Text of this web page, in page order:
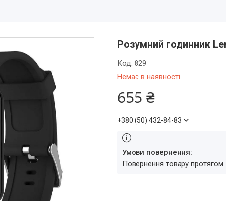
Розумний годинник
Немає в наявності
Код: 829
655 ₴
+380 (50) 432-84-83
повернення товару протягом